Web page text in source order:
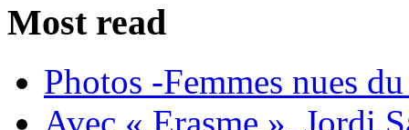
Most read
Photos -Femmes nues
Avec « Erasme », Jordi